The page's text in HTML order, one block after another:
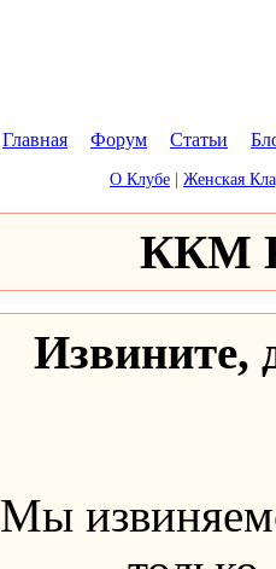
Главная Форум Статьи
О Клубе Женская
ККМ
Извините,
Мы